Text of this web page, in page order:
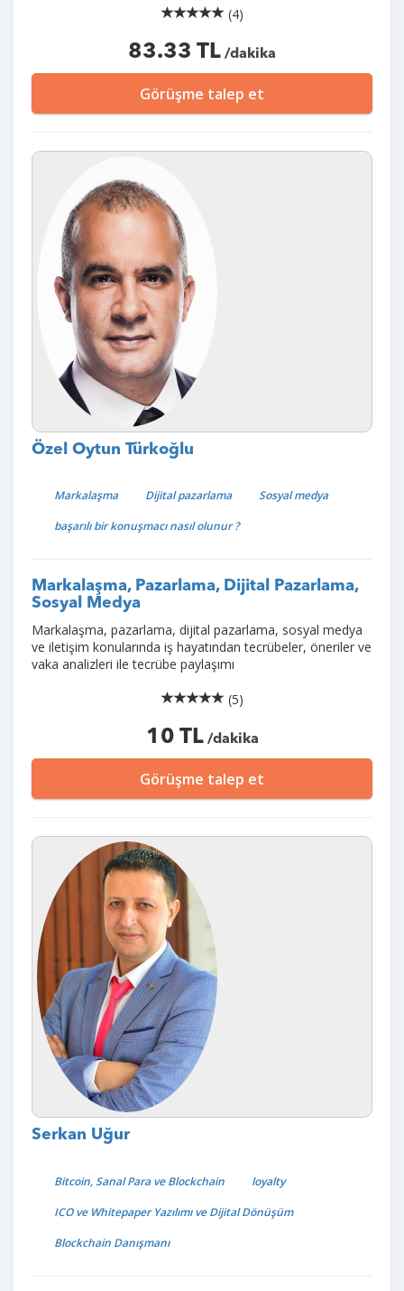
(4)
83.33 TL /dakika
Görüşme talep et
Özel Oytun Türkoğlu
Markalaşma Dijital pazarlama
Sosyal medya
başarılı bir konuşmacı nasıl olunur ?
Markalaşma, Pazarlama, Dijital Pazarlama,
Sosyal Medya
Markalaşma, pazarlama, dijital pazarlama, sosyal medya
ve iletişim konularında iş hayatından tecrübeler, öneriler ve
vaka analizleri ile tecrübe paylaşımı
(5)
10 TL/dakika
Görüşme talep et
Serkan Uğur
Bitcoin, Sanal Para ve Blockchain
loyalty
ICO ve Whitepaper Yazılımı ve Dijital Dönüşüm
Blockchain Danışmanı